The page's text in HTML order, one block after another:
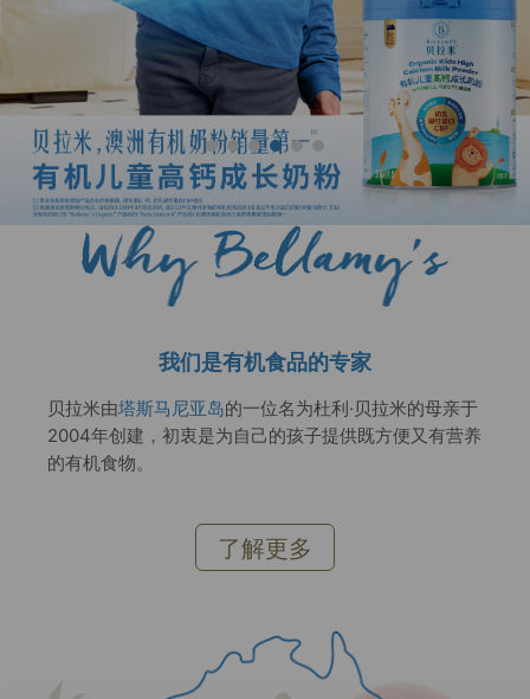
我们是有机食品的专家
贝拉米由塔斯马尼亚岛的一位名为杜利·贝拉米的母亲于
2004年创建，初衷是为自己的孩子提供既方便又有营养
的有机食物。
了解更多